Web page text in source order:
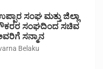
ಸಂಘ ಮತ್ತು ಜಿಲ್ಲಾ
ಸಂಘದಿಂದ ಸಚಿವ
ಸನ್ಮಾನ
Belaku